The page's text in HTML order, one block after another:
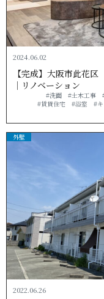
2024.06.02
【完成】大阪市此花
｜リノベ ー シ ョ ン
#洗面 #土木工事
#賃貸住宅
#浴室 #
外壁
2022.06.26